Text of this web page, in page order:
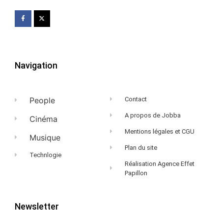
Navigation
People
Cinéma
Musique
Technlogie
Contact
A propos de Jobba
Mentions légales et CGU
Plan du site
Réalisation Agence Effet
Papillon
Newsletter